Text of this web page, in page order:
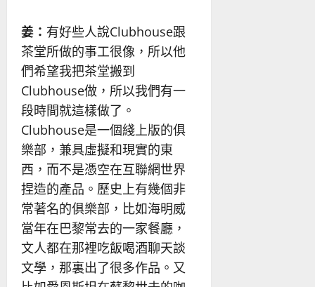
姜： 有好些人說Clubhouse跟
茶堂所做的事工很像，所以他
們希望我把茶堂搬到
Clubhouse做，所以我們有一
段時間就這樣做了。
Clubhouse是一個綫上版的俱
樂部，兼具虛擬和現實的東
西，而不是憑空在互聯網世界
捏造的產品。歷史上有幾個非
常著名的俱樂部，比如海明威
當年在巴黎常去的一家餐廳，
文人都在那裡吃飯喝酒聊天談
文學，那裏出了很多作品。又